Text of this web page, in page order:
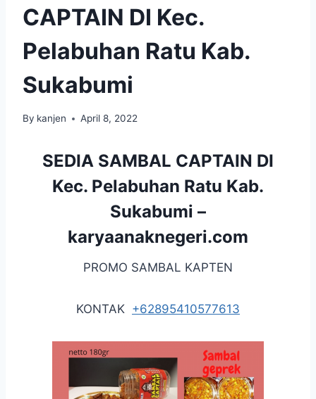
CAPTAIN DI Kec.
Pelabuhan Ratu Kab.
Sukabumi
By kanjen April 8, 2022
SEDIA SAMBAL CAPTAIN DI
Kec. Pelabuhan Ratu Kab.
Sukabumi –
karyaanaknegeri.com
PROMO SAMBAL KAPTEN
KONTAK +62895410577613